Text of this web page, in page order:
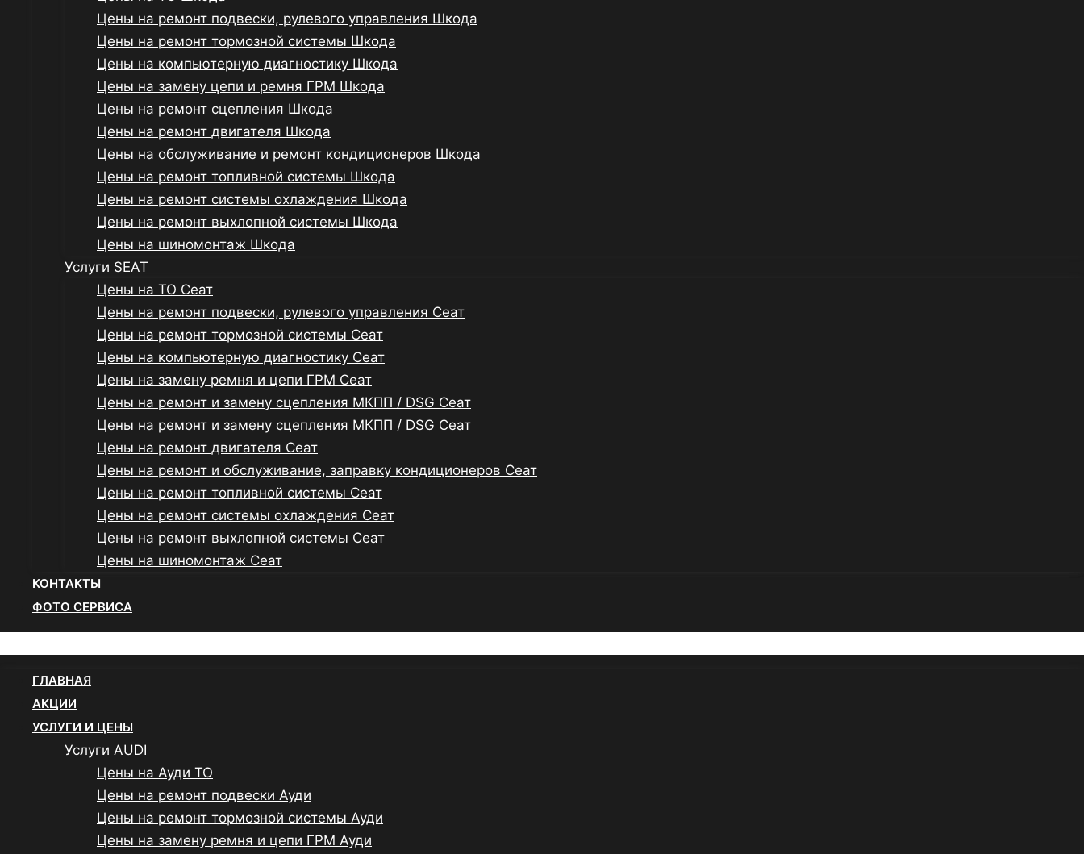
Цены на ремонт подвески, рулевого управления Шкода
Цены на ремонт тормозной системы Шкода
Цены на компьютерную диагностику Шкода
Цены на замену цепи и ремня ГРМ Шкода
Цены на ремонт сцепления Шкода
Цены на ремонт двигателя Шкода
Цены на обслуживание и ремонт кондиционеров Шкода
Цены на ремонт топливной системы Шкода
Цены на ремонт системы охлаждения Шкода
Цены на ремонт выхлопной системы Шкода
Цены на шиномонтаж Шкода
Услуги SEAT
Цены на ТО Сеат
Цены на ремонт подвески, рулевого управления Сеат
Цены на ремонт тормозной системы Сеат
Цены на компьютерную диагностику Сеат
Цены на замену ремня и цепи ГРМ Сеат
Цены на ремонт и замену сцепления МКПП / DSG Сеат
Цены на ремонт и замену сцепления МКПП / DSG Сеат
Цены на ремонт двигателя Сеат
Цены на ремонт и обслуживание, заправку кондиционеров Сеат
Цены на ремонт топливной системы Сеат
Цены на ремонт системы охлаждения Сеат
Цены на ремонт выхлопной системы Сеат
Цены на шиномонтаж Сеат
КОНТАКТЫ
ФОТО СЕРВИСА
ГЛАВНАЯ
АКЦИИ
УСЛУГИ И ЦЕНЫ
Услуги AUDI
Цены на Ауди ТО
Цены на ремонт подвески Ауди
Цены на ремонт тормозной системы Ауди
Цены на замену ремня и цепи ГРМ Ауди